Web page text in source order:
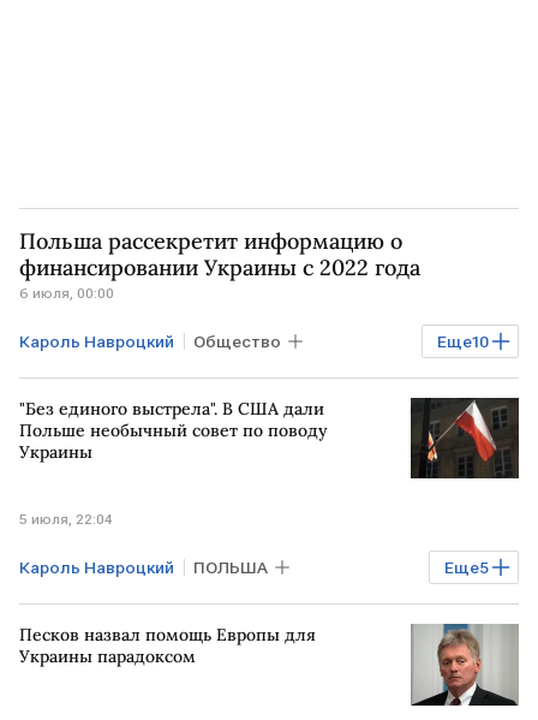
Польша рассекретит информацию о
финансировании Украины с 2022 года
6 июля, 00:00
Еще10
Кароль Навроцкий Общество
Экономика РОССИЯ УКРАИНА
ПОЛЬША США Дональд Туск
МИД
"Без единого выстрела". В США дали
Польше необычный совет по поводу
Украины
5 июля, 22:04
Еще5
Кароль Навроцкий ПОЛЬША
Владимир Зеленский НАТО ВСУ
Киев УКРАИНА
Песков назвал помощь Европы для
Украины парадоксом